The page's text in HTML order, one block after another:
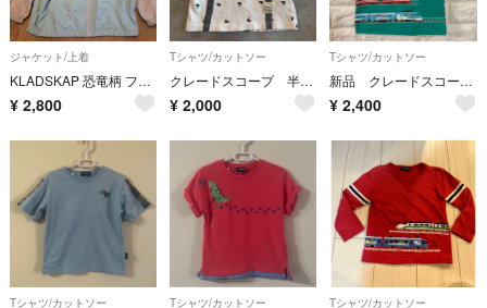
ジャケット/上着
KLADSKAP 恐竜柄 フード付きウィンドブレーカー
¥ 2,800
Tシャツ/カットソー
クレードスコープ 半袖シャツ クジラ柄 100cm
¥ 2,000
Tシャツ/カットソー
新品 クレードスコープ タンクトップ 90 緑 ボーダー 電車
¥ 2,400
Tシャツ/カットソー Tシャツ/カットソー Tシャツ/カットソー